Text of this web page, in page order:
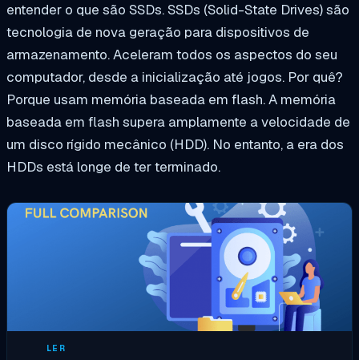
entender o que são SSDs.SSDs (Solid-State Drives) são
tecnologia de nova geração para dispositivos de
armazenamento. Aceleram todos os aspectos do seu
computador, desde a inicialização até jogos. Por quê?
Porque usam memória baseada em flash. A memória
baseada em flash supera amplamente a velocidade de
um disco rígido mecânico (HDD). No entanto, a era dos
HDDs está longe de ter terminado.
LER